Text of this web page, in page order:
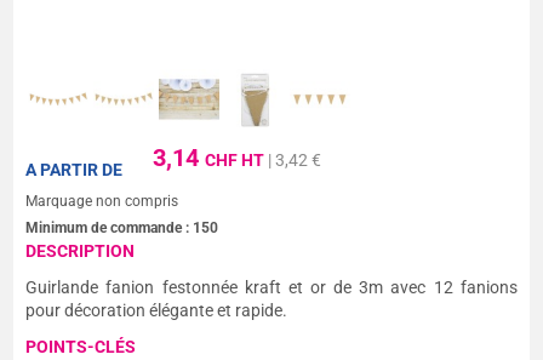
3,14CHF HT | 3,42 €
A PARTIR DE
Marquage non compris
Minimum de commande : 150
DESCRIPTION
Guirlande fanion festonnée kraft et or de 3m avec 12 fanions
pour décoration élégante et rapide.
POINTS-CLÉS